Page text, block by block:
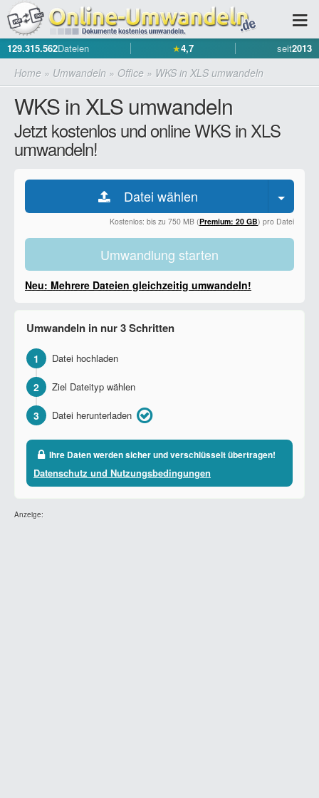
129.315.562Dateien ★4,7 seit2013
Home » Umwandeln » Office » WKS in XLS umwandeln
WKS in XLS umwandeln
Jetzt kostenlos und online WKS in XLS
umwandeln!
Datei wählen
Kostenlos: bis zu 750 MB (Premium: 20 GB) pro Datei
Umwandlung starten
Neu: Mehrere Dateien gleichzeitig umwandeln!
Umwandeln in nur 3 Schritten
1 Datei hochladen
2 Ziel Dateityp wählen
3 Datei herunterladen
Ihre Daten werden sicher und verschlüsselt übertragen!
Datenschutz und Nutzungsbedingungen
Anzeige: